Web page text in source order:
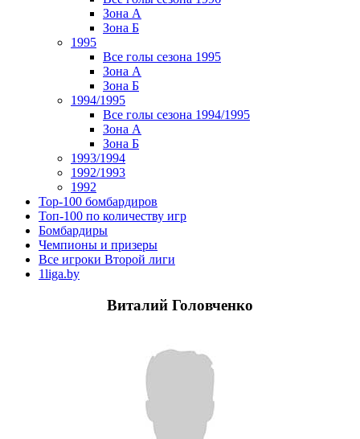
Зона А
Зона Б
1995
Все голы сезона 1995
Зона А
Зона Б
1994/1995
Все голы сезона 1994/1995
Зона А
Зона Б
1993/1994
1992/1993
1992
Top-100 бомбардиров
Топ-100 по количеству игр
Бомбардиры
Чемпионы и призеры
Все игроки Второй лиги
1liga.by
Виталий Головченко